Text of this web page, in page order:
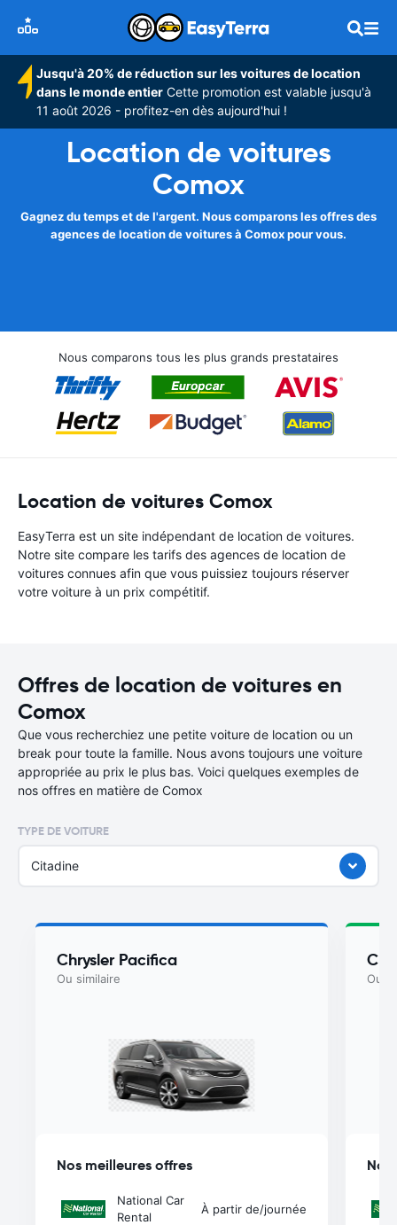
Jusqu'à 20% de réduction sur les voitures de location
dans le monde entier Cette promotion est valable jusqu'à
11 août 2026 - profitez-en dès aujourd'hui !
Location de voitures
Comox
Gagnez du temps et de l'argent. Nous comparons les offres des
agences de location de voitures à Comox pour vous.
Nous comparons tous les plus grands prestataires
Location de voitures Comox
EasyTerra est un site indépendant de location de voitures.
Notre site compare les tarifs des agences de location de
voitures connues afin que vous puissiez toujours réserver
votre voiture à un prix compétitif.
Offres de location de voitures en
Comox
Que vous recherchiez une petite voiture de location ou un
break pour toute la famille. Nous avons toujours une voiture
appropriée au prix le plus bas. Voici quelques exemples de
nos offres en matière de Comox
TYPE DE VOITURE
Citadine
Chrysler Pacifica
Ou similaire
Nos meilleures offres
National Car
Rental
À partir de/journée
Ou
Nos